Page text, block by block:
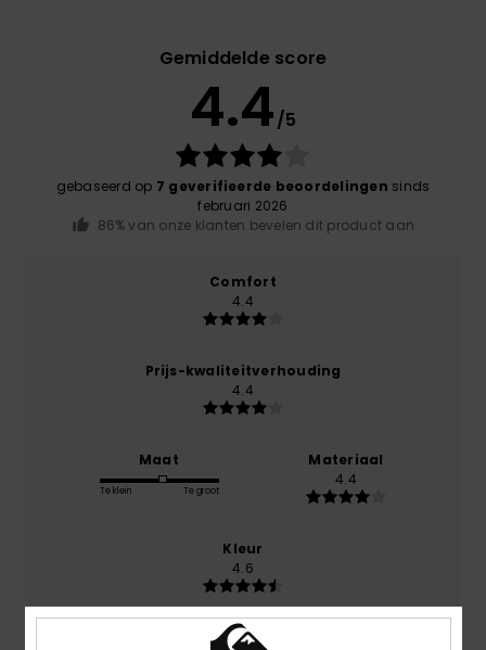
Gemiddelde score
4.4/5
gebaseerd op 7 geverifieerde beoordelingen sinds
februari 2026
86% van onze klanten bevelen dit product aan
Comfort
4.4
Prijs-kwaliteitverhouding
4.4
Maat
Te klein Te groot
Materiaal
4.4
Kleur
4.6